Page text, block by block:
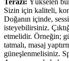
Sizin için kaliteli,
Doğanın içinde,
isteyebilirsiniz.
etmelidir. Örneğin;
tatmalı, masaj
güneşlenmelisiniz.